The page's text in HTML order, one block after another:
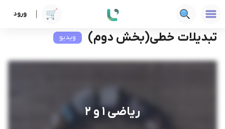
ورود دوره ها فنی‌ومهندسی تبدیلات خطی(بخش دوم)
تبدیلات خطی(بخش دوم) ویدیو
ریاضی 1 و 2